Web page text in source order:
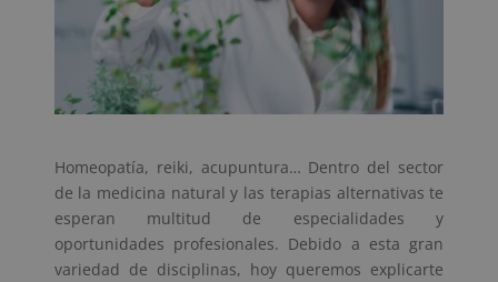
Homeopatía, reiki, acupuntura… Dentro del sector
de la medicina natural y las terapias alternativas te
esperan multitud de especialidades y
oportunidades profesionales. Debido a esta gran
variedad de disciplinas, hoy queremos explicarte